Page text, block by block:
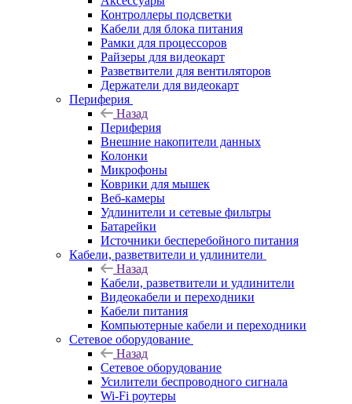
Контроллеры подсветки
Кабели для блока питания
Рамки для процессоров
Райзеры для видеокарт
Разветвители для вентиляторов
Держатели для видеокарт
Периферия
Назад
Периферия
Внешние накопители данных
Колонки
Микрофоны
Коврики для мышек
Веб-камеры
Удлинители и сетевые фильтры
Батарейки
Источники бесперебойного питания
Кабели, разветвители и удлинители
Назад
Кабели, разветвители и удлинители
Видеокабели и переходники
Кабели питания
Компьютерные кабели и переходники
Сетевое оборудование
Назад
Сетевое оборудование
Усилители беспроводного сигнала
Wi-Fi роутеры